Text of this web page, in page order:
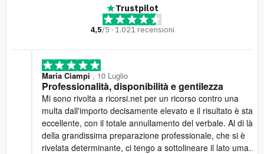
Trustpilot
4,5/5 · 1.021 recensioni
Maria Ciampi , 10 Luglio
Professionalità, disponibilità e gentilezza
Mi sono rivolta a ricorsi.net per un ricorso contro una
multa dall'importo decisamente elevato e il risultato è stato
eccellente, con il totale annullamento del verbale. Al di là
della grandissima preparazione professionale, che si è
rivelata determinante, ci tengo a sottolineare il lato umano: